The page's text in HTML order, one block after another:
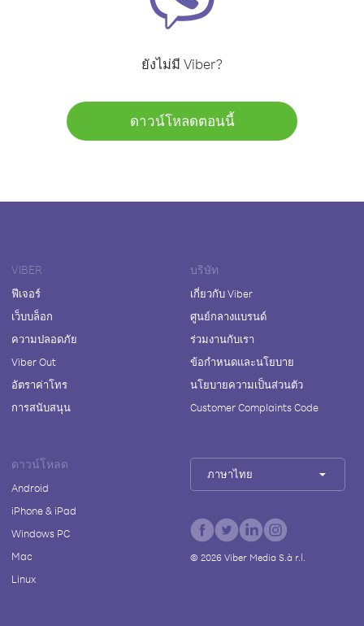
ยังไม่มี Viber?
ดาวน์โหลดตอนนี้
VIBER
ฟีเจอร์
เว็บบล็อก
ความปลอดภัย
Viber Out
อัตราค่าโทร
การสนับสนุน
บริษัท
เกี่ยวกับ Viber
ศูนย์กลางแบรนด์
ร่วมงานกับเรา
ข้อกำหนดและนโยบาย
นโยบายความเป็นส่วนตัว
Customer Complaints Code
ดาวน์โหลด
Android
iPhone & iPad
Windows PC
Mac
Linux
ภาษาไทย
© 2026Viber Media S.à r.l.